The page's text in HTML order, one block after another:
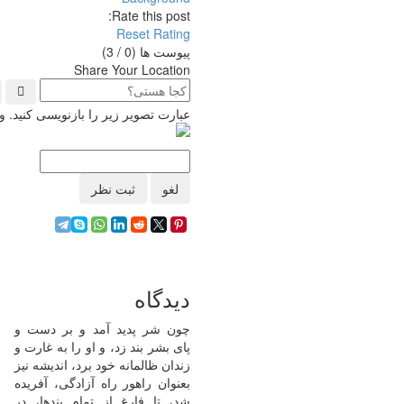
Rate this post:
Reset Rating
پیوست ها (0
/ 3)
Share Your Location
عبارت تصویر زیر را بازنویسی
لغو ثبت نظر
دیدگاه
چون شر پدید آمد و بر دست و
پای بشر بند زد، و او را به غارت و
زندان ظالمانه خود برد، اندیشه نیز
بعنوان راهور راه آزادگی، آفریده